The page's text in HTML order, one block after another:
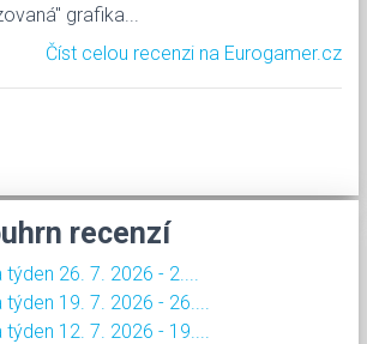
grafika...
Číst celou recenzi na Eurogamer.cz
recenzí
26. 7. 2026 - 2....
19. 7. 2026 - 26....
12. 7. 2026 - 19....